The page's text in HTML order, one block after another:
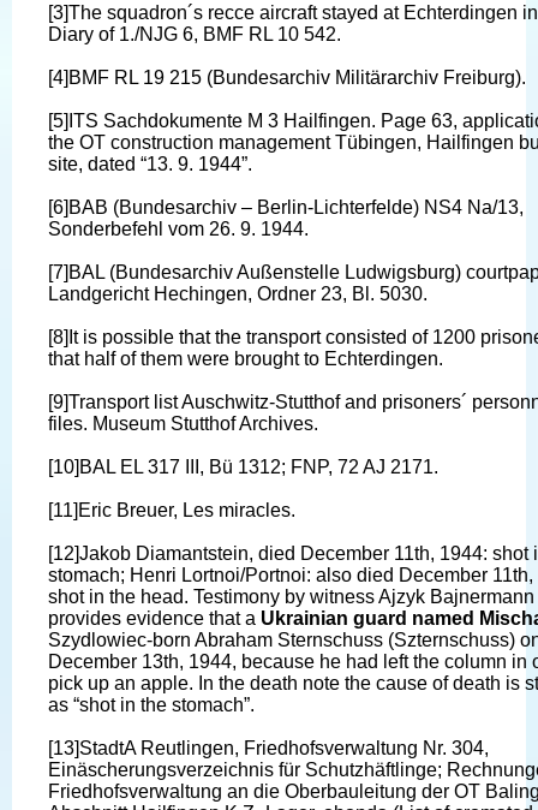
[3]The squadron´s recce aircraft stayed at Echterdingen
Diary of 1./NJG 6, BMF RL 10 542.
[4]BMF RL 19 215 (Bundesarchiv Militärarchiv Freiburg).
[5]ITS Sachdokumente M 3 Hailfingen. Page 63,
the OT construction management Tübingen, Hailfingen
site, dated “13. 9. 1944”.
[6]BAB (Bundesarchiv – Berlin-Lichterfelde) NS4 Na/13,
Sonderbefehl vom 26. 9. 1944.
[7]BAL (Bundesarchiv Außenstelle Ludwigsburg)
Landgericht Hechingen, Ordner 23, Bl. 5030.
[8]It is possible that the transport consisted of 1200
that half of them were brought to Echterdingen.
[9]Transport list Auschwitz-Stutthof and prisoners´
files. Museum Stutthof Archives.
[10]BAL EL 317 III, Bü 1312; FNP, 72 AJ 2171.
[11]Eric Breuer, Les miracles.
[12]Jakob Diamantstein, died December 11th, 1944: shot
stomach; Henri Lortnoi/Portnoi: also died December 11th,
shot in the head. Testimony by witness Ajzyk Bajnermann
provides evidence that a Ukrainian guard named
Szydlowiec-born Abraham Sternschuss (Szternschuss)
December 13th, 1944, because he had left the column in
pick up an apple. In the death note the cause of death is
as “shot in the stomach”.
[13]StadtA Reutlingen, Friedhofsverwaltung Nr. 304,
Einäscherungsverzeichnis für Schutzhäftlinge;
Friedhofsverwaltung an die Oberbauleitung der OT